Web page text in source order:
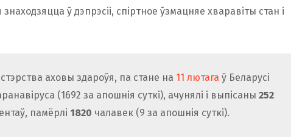
ў дэпрэсіі, спіртное ўзмацняе хваравіты стан і
аховы здароўя, па стане на 11 лютага ў Беларусі
(1692 за апошнія суткі), ачунялі і выпісаны 252
памёрлі 1820 чалавек (9 за апошнія суткі).